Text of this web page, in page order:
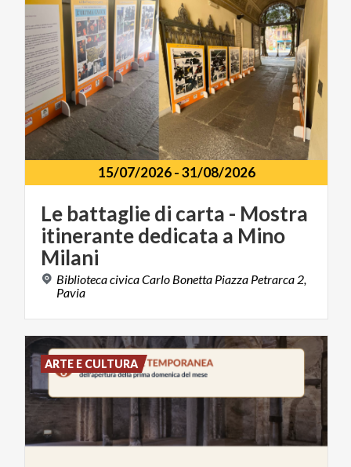
15/07/2026-31/08/2026
Le battaglie di carta - Mostra
itinerante dedicata a Mino
Milani
Biblioteca civica Carlo Bonetta Piazza Petrarca 2,
Pavia
ARTE E CULTURA